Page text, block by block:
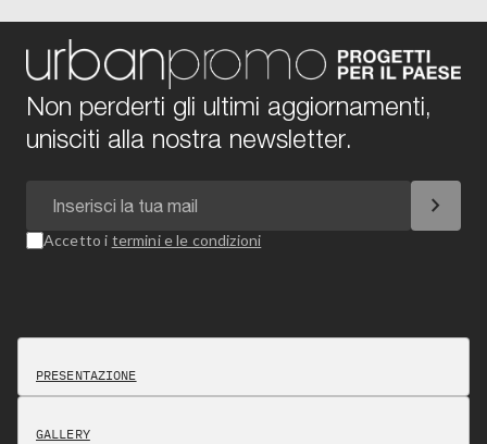
Non perderti gli ultimi aggiornamenti,
unisciti alla nostra newsletter.
chevron_right
Accetto i termini e le condizioni
PRESENTAZIONE
GALLERY